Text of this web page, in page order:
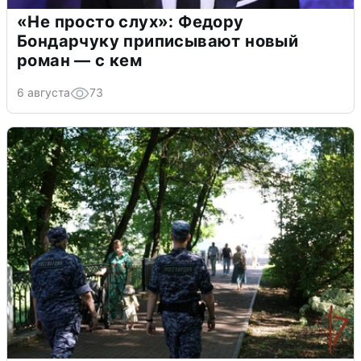
«Не просто слух»: Федору
Бондарчуку приписывают новый
роман — с кем
6 августа 73